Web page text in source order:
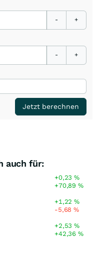
- +
- +
Jetzt berechnen
auch für:
+0,23%
+70,89%
+1,22%
-5,68%
+2,53%
+42,36%